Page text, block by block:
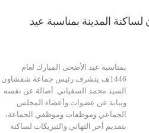
المدينة بمناسبة عيد
بمناسبة عيد الأضحى المبارك لعام
1446هـ، يتشرف رئيس جماعة شفشاون
السيد محمد السفياني أصالة عن نفسه
ونيابة عن عضوات وأعضاء المجلس
الجماعي وموظفات وموظفي الجماعة،
بتقديم أحر التهاني والتبريكات لساكنة